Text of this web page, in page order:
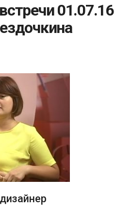
01.07.16